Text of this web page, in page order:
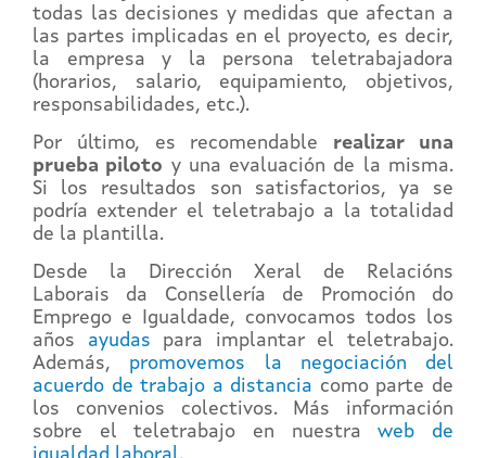
todas las decisiones y medidas que afectan a
las partes implicadas en el proyecto, es decir,
la empresa y la persona teletrabajadora
(horarios, salario, equipamiento, objetivos,
responsabilidades, etc.).
Por último, es recomendable realizar una
prueba piloto y una evaluación de la misma.
Si los resultados son satisfactorios, ya se
podría extender el teletrabajo a la totalidad
de la plantilla.
Desde la Dirección Xeral de Relacións
Laborais da Consellería de Promoción do
Emprego e Igualdade, convocamos todos los
años ayudas para implantar el teletrabajo.
Además, promovemos la negociación del
acuerdo de trabajo a distancia como parte de
los convenios colectivos. Más información
sobre el teletrabajo en nuestraweb de